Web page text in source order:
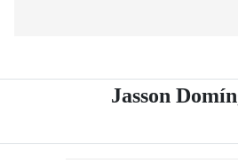
Jasson